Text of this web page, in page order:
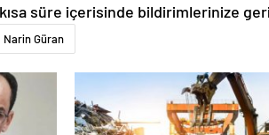
süre içerisinde bildirimlerinize geri
Narin Güran